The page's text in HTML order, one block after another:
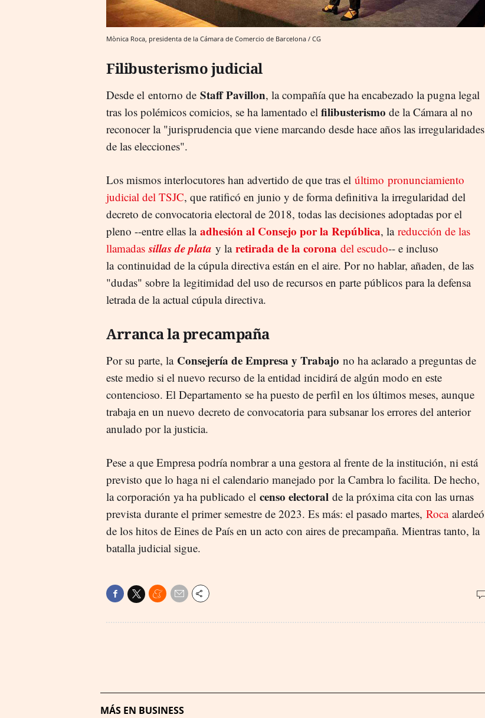
Mònica Roca, presidenta de la Cámara de Comercio de Barcelona / CG
Filibusterismo judicial
Desde el entorno de Staff Pavillon, la compañía que ha encabezado la pugna legal
tras los polémicos comicios, se ha lamentado el filibusterismo de la Cámara al no
reconocer la "jurisprudencia que viene marcando desde hace años las irregularidades
de las elecciones".
Los mismos interlocutores han advertido de que tras el último pronunciamiento
judicial del TSJC, que ratificó en junio y de forma definitiva la irregularidad del
decreto de convocatoria electoral de 2018, todas las decisiones adoptadas por el
pleno --entre ellas la adhesión al Consejo por la República, la reducción de las
llamadassillas de plata y la retirada de la corona del escudo-- e incluso
la continuidad de la cúpula directiva están en el aire. Por no hablar, añaden, de las
"dudas" sobre la legitimidad del uso de recursos en parte públicos para la defensa
letrada de la actual cúpula directiva.
Arranca la precampaña
Por su parte, la Consejería de Empresa y Trabajo no ha aclarado a preguntas de
este medio si el nuevo recurso de la entidad incidirá de algún modo en este
contencioso. El Departamento se ha puesto de perfil en los últimos meses, aunque
trabaja en un nuevo decreto de convocatoria para subsanar los errores del anterior
anulado por la justicia.
Pese a que Empresa podría nombrar a una gestora al frente de la institución, ni está
previsto que lo haga ni el calendario manejado por la Cambra lo facilita. De hecho,
la corporación ya ha publicado el censo electoral de la próxima cita con las urnas
prevista durante el primer semestre de 2023. Es más: el pasado martes, Rocaalardeó
de los hitos de Eines de País en un acto con aires de precampaña. Mientras tanto, la
batalla judicial sigue.
MÁS EN BUSINESS